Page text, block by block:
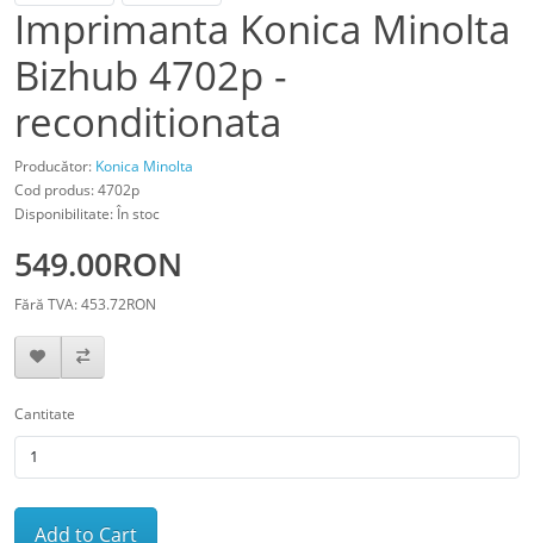
Imprimanta Konica Minolta
Bizhub 4702p -
reconditionata
Producător: Konica Minolta
Cod produs: 4702p
Disponibilitate: În stoc
549.00RON
Fără TVA: 453.72RON
Cantitate
Add to Cart